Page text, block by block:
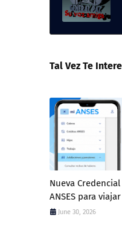
Tal Vez Te
Nueva
ANSES para
June 30, 2026